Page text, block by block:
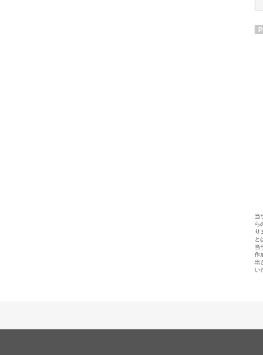
当
ら
り
と
当
作
出
い